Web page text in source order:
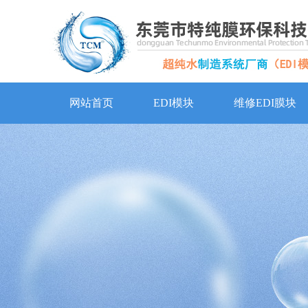
网站首页 EDI模块 维修EDI膜块